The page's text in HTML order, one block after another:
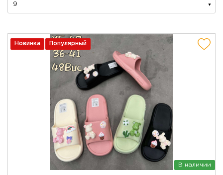
Новинка Популярный
В наличии